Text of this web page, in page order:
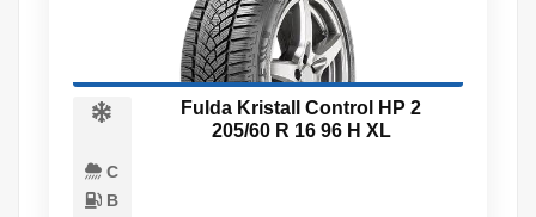
C
B
Fulda Kristall Control HP 2
205/60 R 16 96 H XL